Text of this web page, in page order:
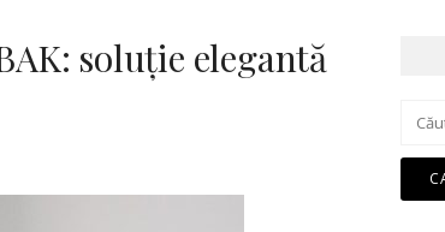
soluție elegantă
Caută